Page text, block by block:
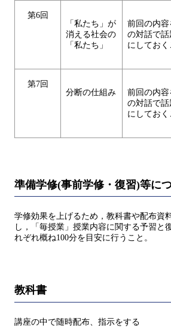
第6回
「私たち」が
消える社会の
「私たち」
前回の内
の対話で話
にしておく
第7回
分断の仕組み
前回の内
の対話で話
にしておく
準備学修(事前学修・復習)等に
学修効果を上げるため，教科書や配布資
し，「毎授業」授業内容に関する予習と
れぞれ概ね100分を目安に行うこと。
教科書
講座の中で随時配布、指示をする